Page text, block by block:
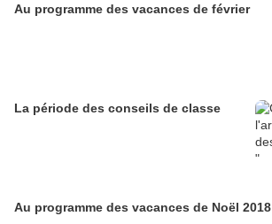
Au programme des vacances de février
La période des conseils de classe
Au programme des vacances de Noël 2018